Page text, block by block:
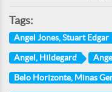
Tags:
Angel Jones, Stuart Edgar
Angel, Hildegard
Belo Horizonte, Minas